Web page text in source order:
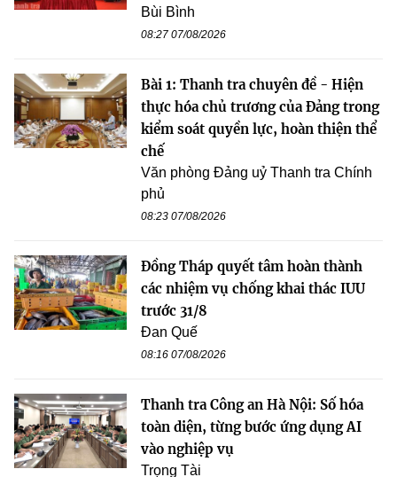
Bùi Bình
08:27 07/08/2026
Bài 1: Thanh tra chuyên đề - Hiện
thực hóa chủ trương của Đảng trong
kiểm soát quyền lực, hoàn thiện thể
chế
Văn phòng Đảng uỷ Thanh tra Chính
phủ
08:23 07/08/2026
Đồng Tháp quyết tâm hoàn thành
các nhiệm vụ chống khai thác IUU
trước 31/8
Đan Quế
08:16 07/08/2026
Thanh tra Công an Hà Nội: Số hóa
toàn diện, từng bước ứng dụng AI
vào nghiệp vụ
Trọng Tài